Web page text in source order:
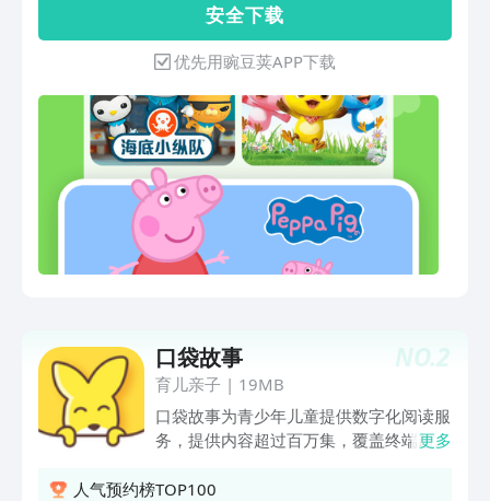
通明星一起聊天互动哦~智能语音聊天陪
伴，共度欢乐好时光！▲ 主要内容【宝
宝看】原创儿歌动画，经典绘本故事，热
门正版动画片，精彩乐翻天多多原创动画
片《泰格警长》和《魔法公主西西》火热
上线，非常适合宝宝观看！火热的小猪佩
奇、汪汪队、飞狗MOCO、宝贝佑佑、
工程车、杰力豆、超级飞侠、虹猫蓝兔、
萌鸡小队、喜羊羊、贝肯熊、小马宝莉、
百变布鲁可、瑞奇宝宝、爱探险的朵拉、
兔小贝、米小圈、可可小爱……超多宝宝
画《多多儿歌》持续更新中，陪宝宝一起
探索世界，养成生活好习惯，深受家长和
小朋友们的喜爱。【宝宝听】优美儿歌童
谣，安心哄睡音乐，趣味睡前故事，帮助
宝贝安心入睡热门好听的儿歌童谣、哄睡
音乐，经典有趣的睡前故事、童话故事、
安 全 下 载
优先用豌豆荚APP下载
NO.2
口袋故事
育儿亲子 | 19MB
口袋故事为青少年儿童提供数字化阅读服
务，提供内容超过百万集，覆盖终端超过
使用。 通过整合全球优质青少儿内容，
更多
人气预约榜TOP100